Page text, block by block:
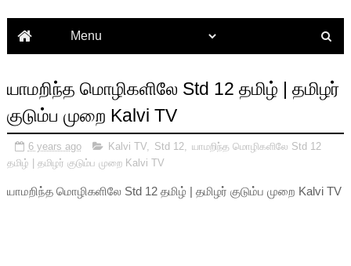
யாமறிந்த மொழிகளிலே Std 12 தமிழ் | தமிழர்
குடும்ப முறை Kalvi TV
6 years ago Kalvi TV, Std 12,
யாமறிந்த மொழிகளிலே Std 12
தமிழ் | தமிழர் குடும்ப முறை Kalvi TV
யாமறிந்த மொழிகளிலே Std 12 தமிழ் | தமிழர் குடும்ப முறை Kalvi TV